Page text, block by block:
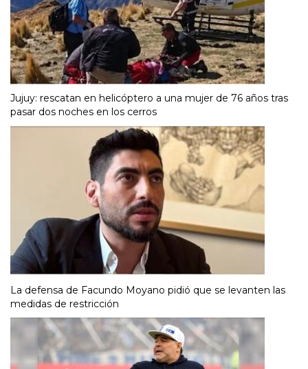
Jujuy: rescatan en helicóptero a una mujer de 76 años tras
pasar dos noches en los cerros
La defensa de Facundo Moyano pidió que se levanten las
medidas de restricción